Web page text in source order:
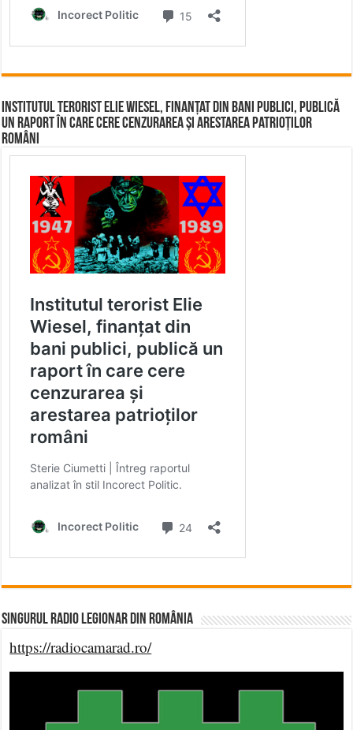
Institutul terorist Elie Wiesel, finanțat din bani publici, publică
un raport în care cere cenzurarea și arestarea patrioților
români
Singurul Radio Legionar din România
https://radiocamarad.ro/